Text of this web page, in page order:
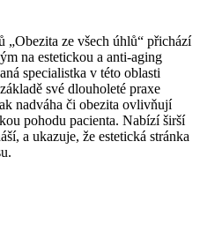
ze všech úhlů“ přichází
na estetickou a anti-aging
specialistka v této oblasti
své dlouholeté praxe
nadváha či obezita ovlivňují
pohodu pacienta. Nabízí širší
a ukazuje, že estetická stránka